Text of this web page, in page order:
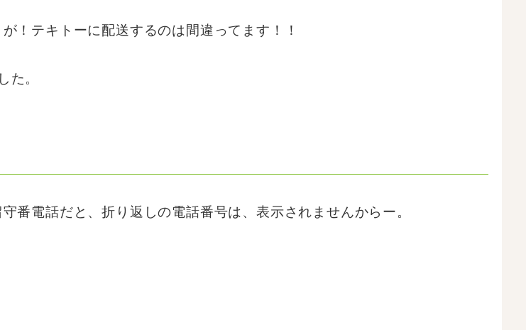
！テキトーに配送するのは間違ってます！！
。
電話だと、折り返しの電話番号は、表示されませんからー。